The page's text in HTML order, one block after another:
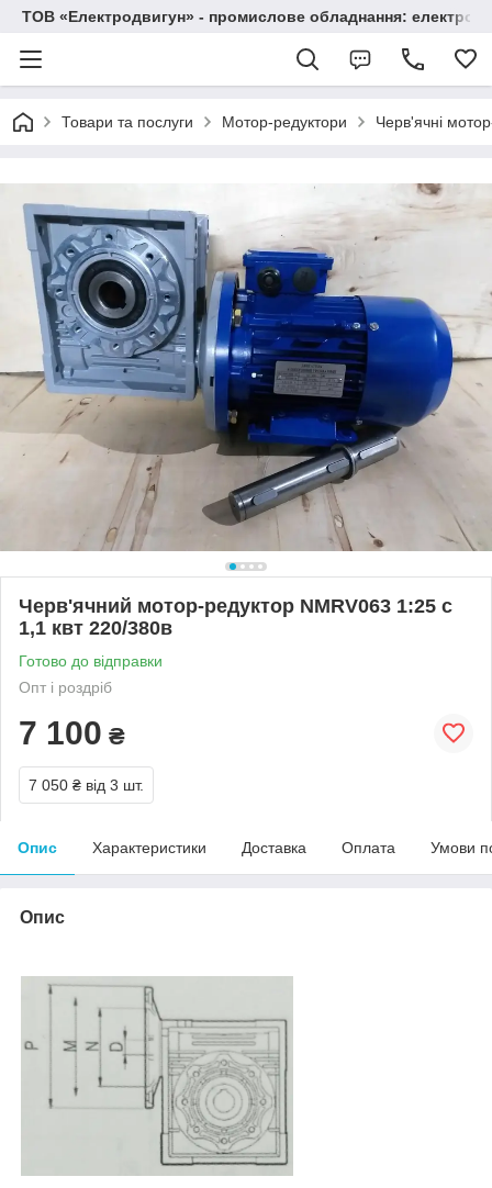
ТОВ «Електродвигун» - промислове обладнання:
Товари та послуги Мотор-редуктори Черв'ячні
Черв'ячний мотор-редуктор NMRV063 1:25 с
1,1 квт 220/380в
Готово до відправки
Опт і роздріб
7 100 ₴
7 050 ₴ від 3 шт.
Опис Характеристики Доставка Оплата Умови
Опис